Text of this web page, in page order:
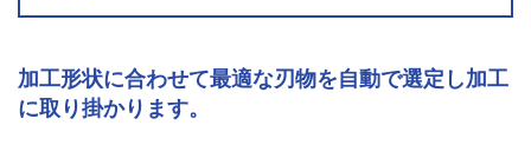
加工形状に合わせて最適な刃物を自動で選定し加工
に取り掛かります。